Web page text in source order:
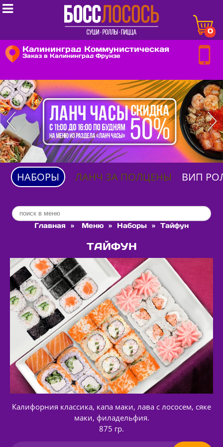
0
Калининград Коммунистическая
Заказ в Калининград Фрунзе

НАБОРЫ ЛАНЧ ЗА ПОЛЦЕНЫ ВИП
Главная » Меню » Наборы » Тайфун
ТАЙФУН
Калифорния классика, капа маки, лава с лососем, сяке
маки, филадельфия.
875 гр.